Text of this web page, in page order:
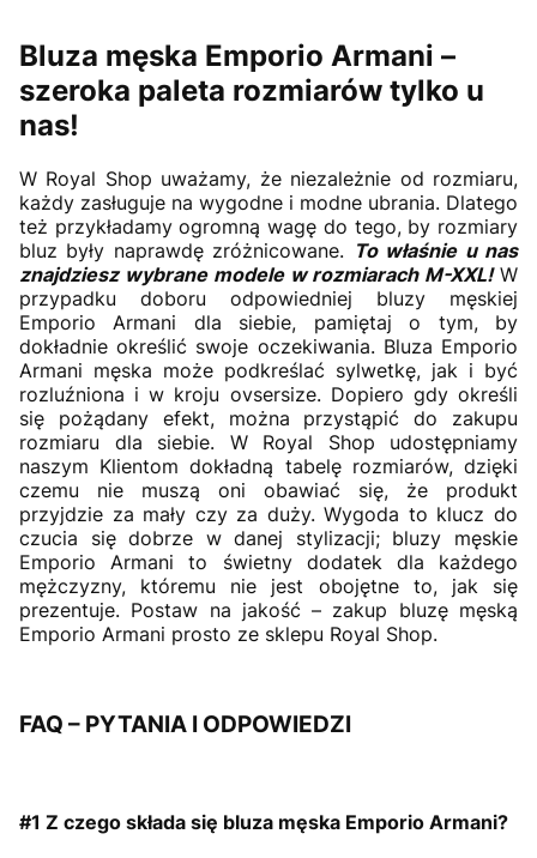
Bluza męska Emporio Armani –
szeroka paleta rozmiarów tylko u
nas!
W Royal Shop uważamy, że niezależnie od rozmiaru,
każdy zasługuje na wygodne i modne ubrania. Dlatego
też przykładamy ogromną wagę do tego, by rozmiary
bluz były naprawdę zróżnicowane. To właśnie u nas
znajdziesz wybrane modele w rozmiarach M-XXL!W
przypadku doboru odpowiedniej bluzy męskiej
Emporio Armani dla siebie, pamiętaj o tym, by
dokładnie określić swoje oczekiwania. Bluza Emporio
Armani męska może podkreślać sylwetkę, jak i być
rozluźniona i w kroju ovsersize. Dopiero gdy określi
się pożądany efekt, można przystąpić do zakupu
rozmiaru dla siebie. W Royal Shop udostępniamy
naszym Klientom dokładną tabelę rozmiarów, dzięki
czemu nie muszą oni obawiać się, że produkt
przyjdzie za mały czy za duży. Wygoda to klucz do
czucia się dobrze w danej stylizacji; bluzy męskie
Emporio Armani to świetny dodatek dla każdego
mężczyzny, któremu nie jest obojętne to, jak się
prezentuje. Postaw na jakość – zakup bluzę męską
Emporio Armani prosto ze sklepu Royal Shop.
FAQ – PYTANIA I ODPOWIEDZI
#1 Z czego składa się bluza męska Emporio Armani?